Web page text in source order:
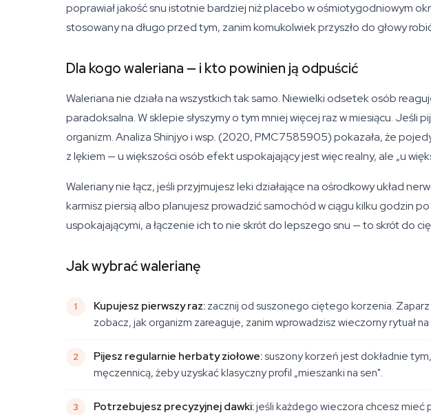
poprawiał jakość snu istotnie bardziej niż placebo w ośmiotygodniowym
stosowany na długo przed tym, zanim komukolwiek przyszło do głowy
Dla kogo waleriana — i kto powinien ją odpuścić
Waleriana nie działa na wszystkich tak samo. Niewielki odsetek osób
paradoksalna. W sklepie słyszymy o tym mniej więcej raz w miesiącu. Jeśli
organizm. Analiza Shinjyo i wsp. (2020, PMC7585905) pokazała, że
z lękiem — u większości osób efekt uspokajający jest więc realny, ale „u
Waleriany nie łącz, jeśli przyjmujesz leki działające na ośrodkowy układ
karmisz piersią albo planujesz prowadzić samochód w ciągu kilku godzin
uspokajającymi, a łączenie ich to nie skrót do lepszego snu — to skrót do
Jak wybrać walerianę
Kupujesz pierwszy raz:zacznij od suszonego ciętego korzenia.
zobacz, jak organizm zareaguje, zanim wprowadzisz wieczorny rytuał na
Pijesz regularnie herbaty ziołowe:suszony korzeń jest dokładnie
męczennicą, żeby uzyskać klasyczny profil „mieszanki na sen".
Potrzebujesz precyzyjnej dawki:jeśli każdego wieczora chcesz mieć